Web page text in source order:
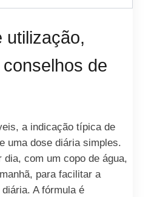
utilização,
de
a indicação típica de
uma dose diária simples.
dia, com um copo de água,
para facilitar a
A fórmula é